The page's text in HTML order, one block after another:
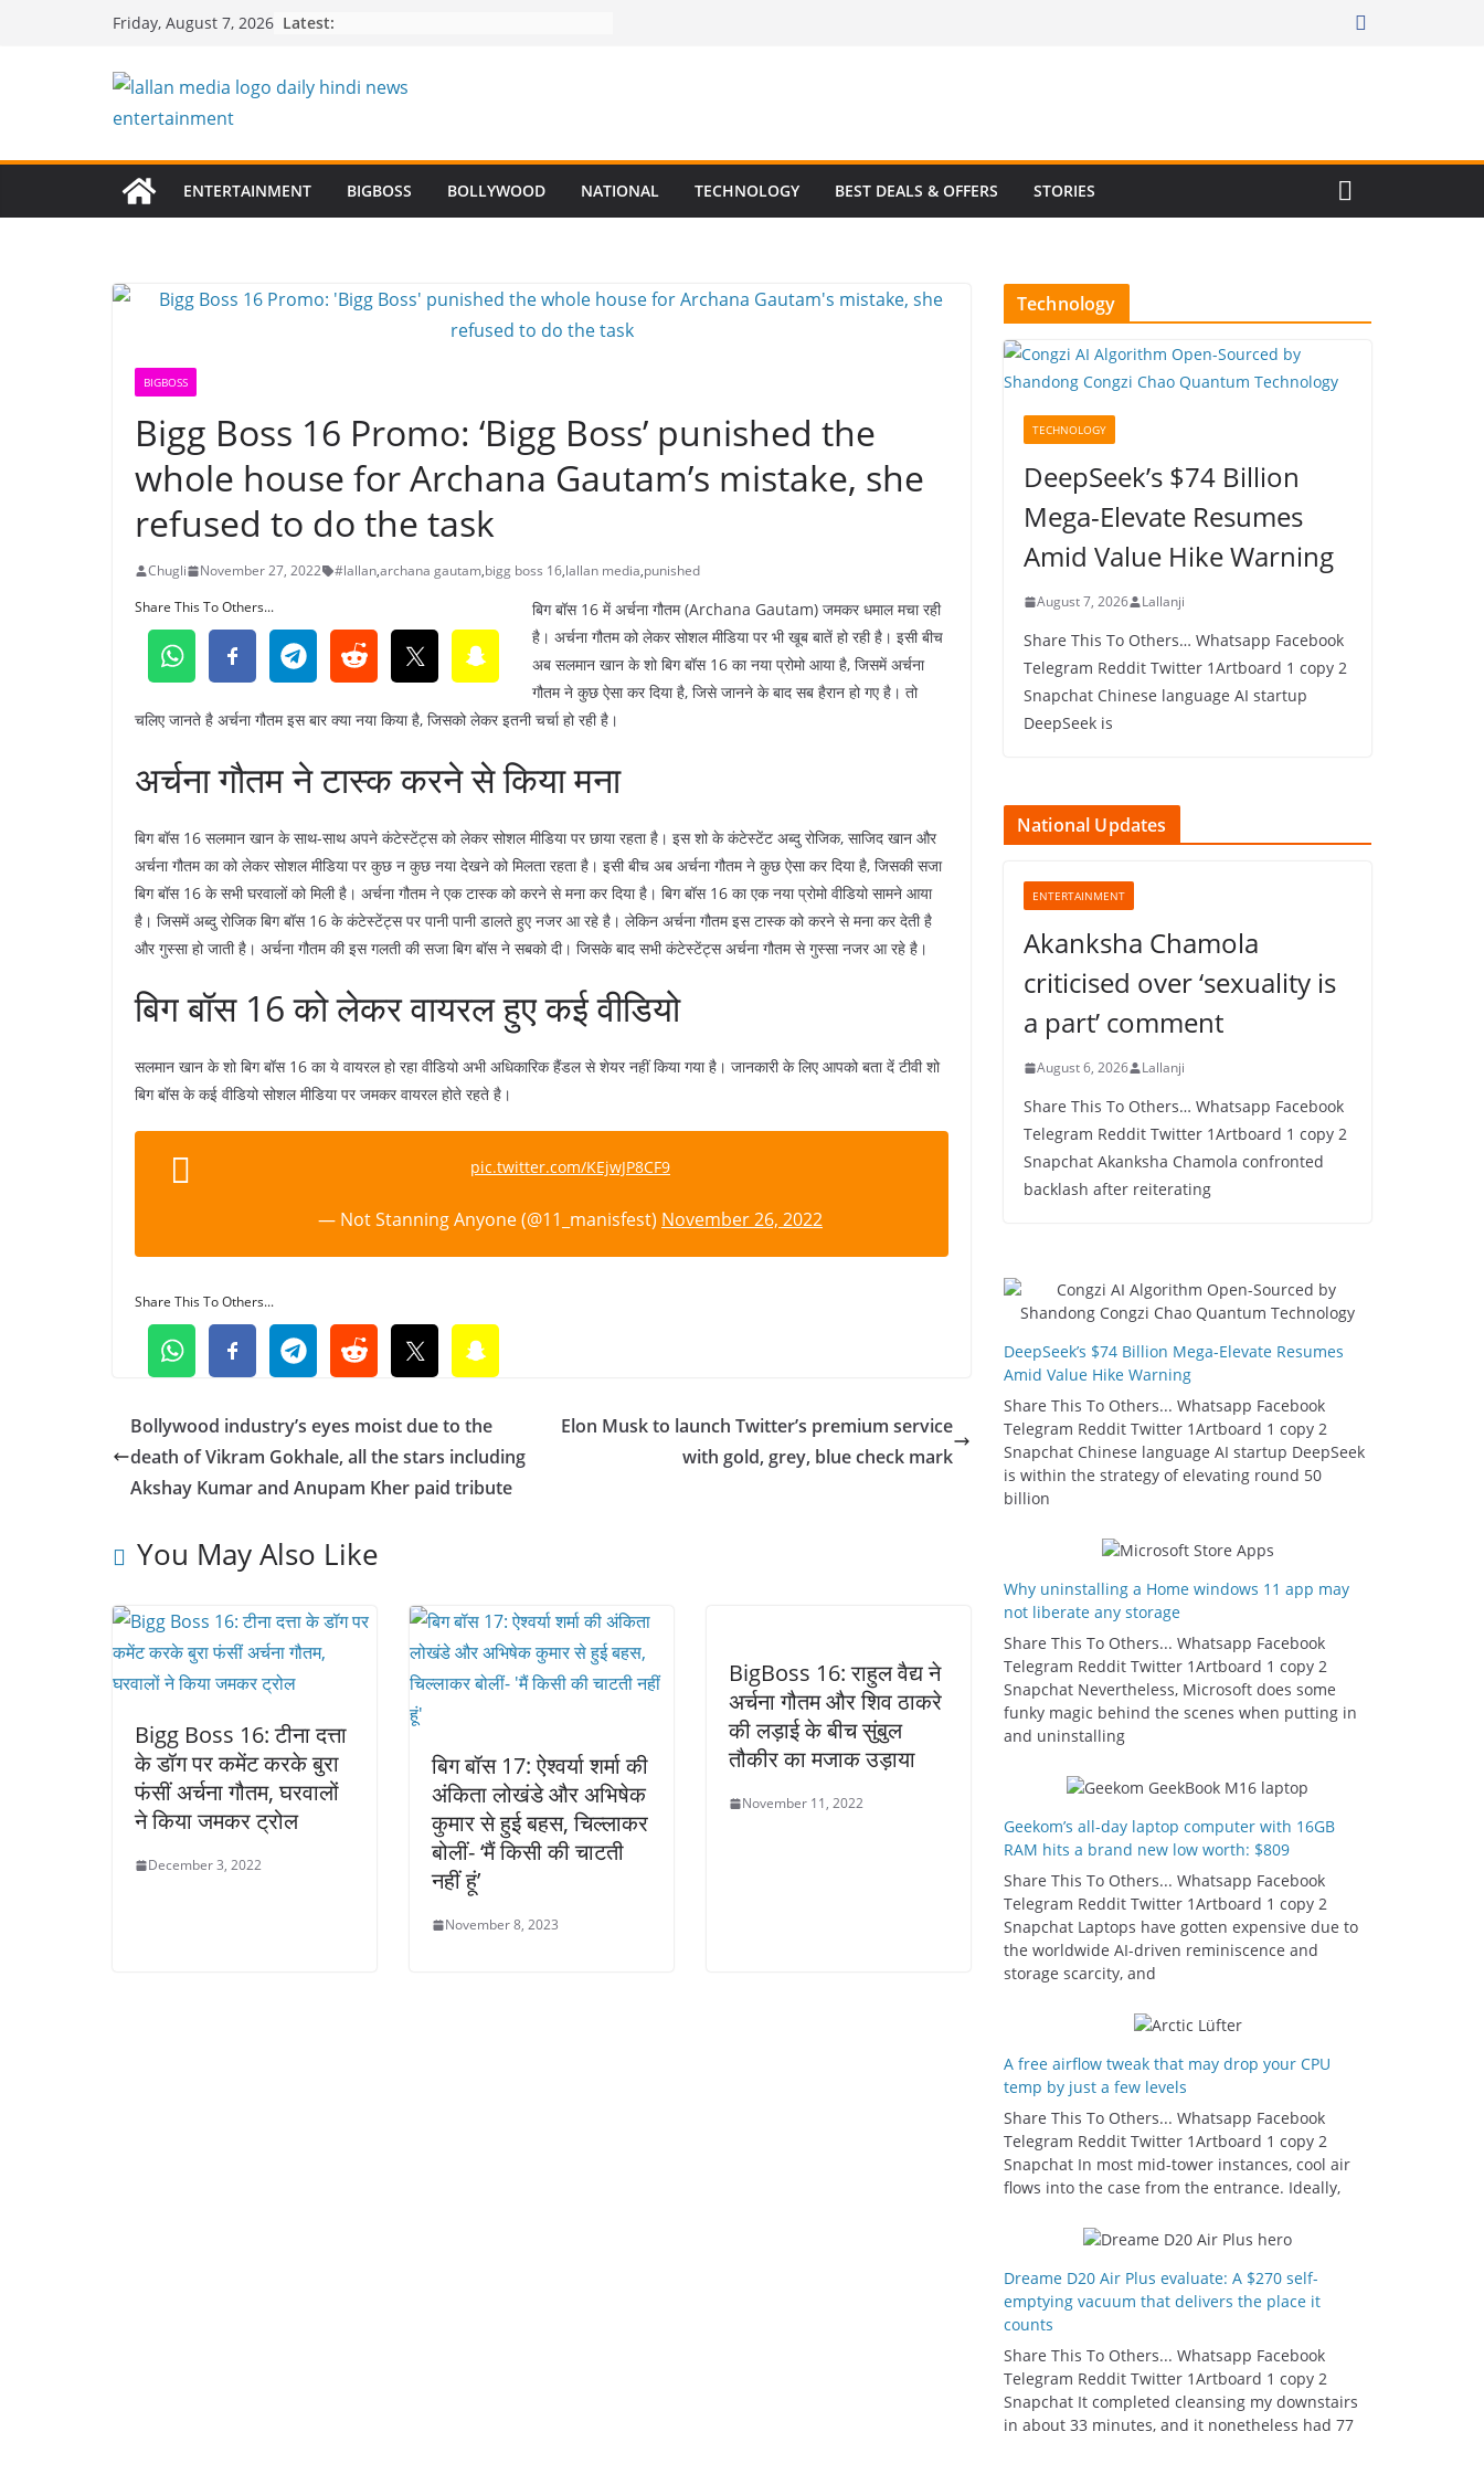
Friday, August 7, 2026 Latest:
ENTERTAINMENT BIGBOSS BOLLYWOOD NATIONAL TECHNOLOGY BEST DEALS & OFFERS STORIES
BIGBOSS
Bigg Boss 16 Promo: ‘Bigg Boss’ punished the
whole house for Archana Gautam’s mistake, she
refused to do the task
Chugli November 27, 2022 #lallan,archana gautam,bigg boss 16,lallan media,punished
Share This To Others...
बिग बॉस 16 में अर्चना गौतम (Archana Gautam) जमकर धमाल मचा रही
है। अर्चना गौतम को लेकर सोशल मीडिया पर भी खूब बातें हो रही है। इसी बीच
अब सलमान खान के शो बिग बॉस 16 का नया प्रोमो आया है, जिसमें अर्चना
गौतम ने कुछ ऐसा कर दिया है, जिसे जानने के बाद सब हैरान हो गए है। तो
चलिए जानते है अर्चना गौतम इस बार क्या नया किया है, जिसको लेकर इतनी चर्चा हो रही है।
अर्चना गौतम ने टास्क करने से किया मना
बिग बॉस 16 सलमान खान के साथ-साथ अपने कंटेस्टेंट्स को लेकर सोशल मीडिया पर छाया रहता है। इस शो के कंटेस्टेंट अब्दु रोजिक, साजिद खान और
अर्चना गौतम का को लेकर सोशल मीडिया पर कुछ न कुछ नया देखने को मिलता रहता है। इसी बीच अब अर्चना गौतम ने कुछ ऐसा कर दिया है, जिसकी सजा
बिग बॉस 16 के सभी घरवालों को मिली है। अर्चना गौतम ने एक टास्क को करने से मना कर दिया है। बिग बॉस 16 का एक नया प्रोमो वीडियो सामने आया
है। जिसमें अब्दु रोजिक बिग बॉस 16 के कंटेस्टेंट्स पर पानी पानी डालते हुए नजर आ रहे है। लेकिन अर्चना गौतम इस टास्क को करने से मना कर देती है
और गुस्सा हो जाती है। अर्चना गौतम की इस गलती की सजा बिग बॉस ने सबको दी। जिसके बाद सभी कंटेस्टेंट्स अर्चना गौतम से गुस्सा नजर आ रहे है।
बिग बॉस 16 को लेकर वायरल हुए कई वीडियो
सलमान खान के शो बिग बॉस 16 का ये वायरल हो रहा वीडियो अभी अधिकारिक हैंडल से शेयर नहीं किया गया है। जानकारी के लिए आपको बता दें टीवी शो
बिग बॉस के कई वीडियो सोशल मीडिया पर जमकर वायरल होते रहते है।
pic.twitter.com/KEjwJP8CF9
— Not Stanning Anyone (@11_manisfest) November 26, 2022
Share This To Others...
Bollywood industry’s eyes moist due to the
death of Vikram Gokhale, all the stars including
Akshay Kumar and Anupam Kher paid tribute
Elon Musk to launch Twitter’s premium service
with gold, grey, blue check mark
You May Also Like
Bigg Boss 16: टीना दत्ता
के डॉग पर कमेंट करके बुरा
फंसीं अर्चना गौतम, घरवालों
ने किया जमकर ट्रोल
December 3, 2022
बिग बॉस 17: ऐश्वर्या शर्मा की
अंकिता लोखंडे और अभिषेक
कुमार से हुई बहस, चिल्लाकर
बोलीं- ‘मैं किसी की चाटती
नहीं हूं’
November 8, 2023
BigBoss 16: राहुल वैद्य ने
अर्चना गौतम और शिव ठाकरे
की लड़ाई के बीच सुंबुल
तौकीर का मजाक उड़ाया
November 11, 2022
Technology
TECHNOLOGY
DeepSeek’s $74 Billion
Mega-Elevate Resumes
Amid Value Hike Warning
August 7, 2026 Lallanji
Share This To Others… Whatsapp Facebook
Telegram Reddit Twitter 1Artboard 1 copy 2
Snapchat Chinese language AI startup
DeepSeek is
National Updates
ENTERTAINMENT
Akanksha Chamola
criticised over ‘sexuality is
a part’ comment
August 6, 2026 Lallanji
Share This To Others… Whatsapp Facebook
Telegram Reddit Twitter 1Artboard 1 copy 2
Snapchat Akanksha Chamola confronted
backlash after reiterating
DeepSeek’s $74 Billion Mega-Elevate Resumes
Amid Value Hike Warning
Share This To Others... Whatsapp Facebook
Telegram Reddit Twitter 1Artboard 1 copy 2
Snapchat Chinese language AI startup DeepSeek
is within the strategy of elevating round 50
billion
Why uninstalling a Home windows 11 app may
not liberate any storage
Share This To Others... Whatsapp Facebook
Telegram Reddit Twitter 1Artboard 1 copy 2
Snapchat Nevertheless, Microsoft does some
funky magic behind the scenes when putting in
and uninstalling
Geekom’s all-day laptop computer with 16GB
RAM hits a brand new low worth: $809
Share This To Others... Whatsapp Facebook
Telegram Reddit Twitter 1Artboard 1 copy 2
Snapchat Laptops have gotten expensive due to
the worldwide AI-driven reminiscence and
storage scarcity, and
A free airflow tweak that may drop your CPU
temp by just a few levels
Share This To Others... Whatsapp Facebook
Telegram Reddit Twitter 1Artboard 1 copy 2
Snapchat In most mid-tower instances, cool air
flows into the case from the entrance. Ideally,
Dreame D20 Air Plus evaluate: A $270 self-
emptying vacuum that delivers the place it
counts
Share This To Others... Whatsapp Facebook
Telegram Reddit Twitter 1Artboard 1 copy 2
Snapchat It completed cleansing my downstairs
in about 33 minutes, and it nonetheless had 77